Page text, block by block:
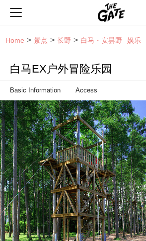
Home 景点 长野 白马・安昙野 娱乐
白马EX户外冒险乐园
Basic Information Access